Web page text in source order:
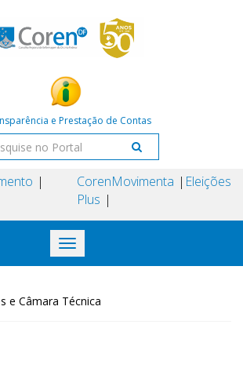
e Prestação de Contas
Coren
Plus
Movimenta Eleições
Toggle
navigation
e Câmara Técnica